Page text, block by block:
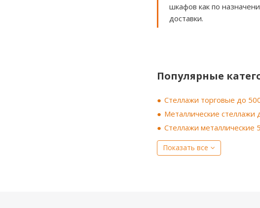
шкафов как по
доставки.
Популярные
Стеллажи торговые до
Металлические стеллажи
Стеллажи металлические
Показать все